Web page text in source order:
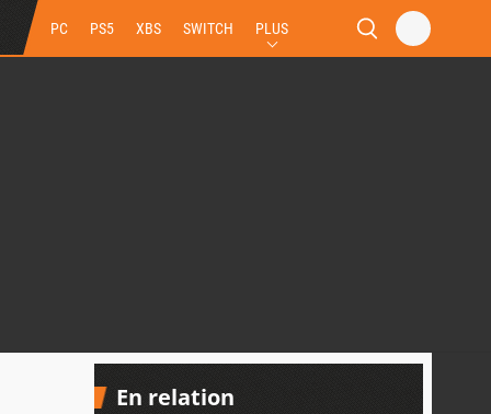
PC PS5 XBS SWITCH PLUS
En relation